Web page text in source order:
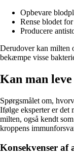
Opbevare
Rense blodet
Producere
Derudover kan milten
bekæmpe visse
Kan man
Spørgsmålet om,
Ifølge eksperter er det
milten, også kendt
kroppens
Konsekvenser af